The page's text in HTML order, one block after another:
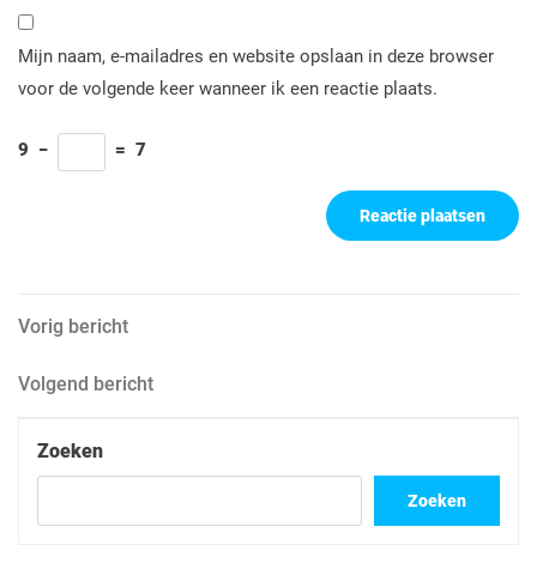
Mijn naam, e-mailadres en website opslaan in deze browser
voor de volgende keer wanneer ik een reactie plaats.
9 − = 7
Berichtnavigatie
Vorig
Vorig bericht
Volgend
Volgend bericht
Zoeken
Zoeken